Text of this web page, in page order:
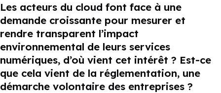
Les acteurs du cloud font face à une
demande croissante pour mesurer et
rendre transparent l’impact
environnemental de leurs services
numériques, d’où vient cet intérêt ? Est-ce
que cela vient de la réglementation, une
démarche volontaire des entreprises ?